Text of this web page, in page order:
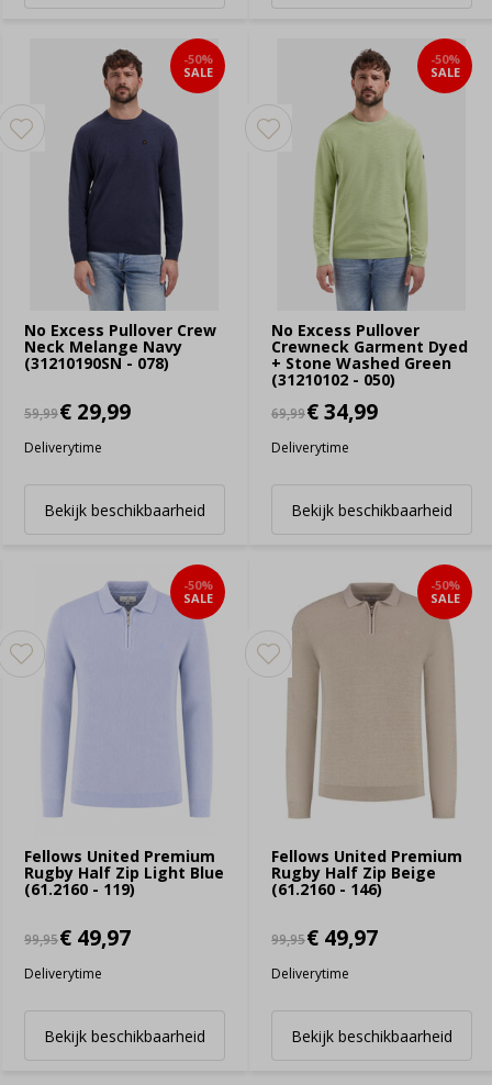
No Excess Pullover Crew
Neck Melange Navy
(31210190SN - 078)
-50%
SALE
59,99€ 29,99
Deliverytime
Bekijk beschikbaarheid
No Excess Pullover
Crewneck Garment Dyed
+ Stone Washed Green
(31210102 - 050)
-50%
SALE
69,99€ 34,99
Deliverytime
Bekijk beschikbaarheid
Fellows United Premium
Rugby Half Zip Light Blue
(61.2160 - 119)
-50%
SALE
99,95€ 49,97
Deliverytime
Bekijk beschikbaarheid
Fellows United Premium
Rugby Half Zip Beige
(61.2160 - 146)
-50%
SALE
99,95€ 49,97
Deliverytime
Bekijk beschikbaarheid